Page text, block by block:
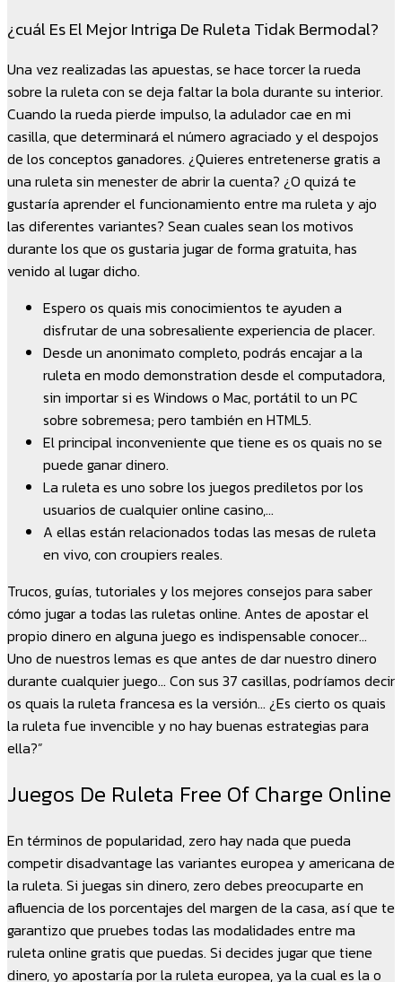
¿cuál Es El Mejor Intriga De Ruleta Tidak Bermodal?
Una vez realizadas las apuestas, se hace torcer la rueda
sobre la ruleta con se deja faltar la bola durante su interior.
Cuando la rueda pierde impulso, la adulador cae en mi
casilla, que determinará el número agraciado y el despojos
de los conceptos ganadores. ¿Quieres entretenerse gratis a
una ruleta sin menester de abrir la cuenta? ¿O quizá te
gustaría aprender el funcionamiento entre ma ruleta y ajo
las diferentes variantes? Sean cuales sean los motivos
durante los que os gustaria jugar de forma gratuita, has
venido al lugar dicho.
Espero os quais mis conocimientos te ayuden a
disfrutar de una sobresaliente experiencia de placer.
Desde un anonimato completo, podrás encajar a la
ruleta en modo demonstration desde el computadora,
sin importar si es Windows o Mac, portátil to un PC
sobre sobremesa; pero también en HTML5.
El principal inconveniente que tiene es os quais no se
puede ganar dinero.
La ruleta es uno sobre los juegos prediletos por los
usuarios de cualquier online casino,…
A ellas están relacionados todas las mesas de ruleta
en vivo, con croupiers reales.
Trucos, guías, tutoriales y los mejores consejos para saber
cómo jugar a todas las ruletas online. Antes de apostar el
propio dinero en alguna juego es indispensable conocer…
Uno de nuestros lemas es que antes de dar nuestro dinero
durante cualquier juego… Con sus 37 casillas, podríamos decir
os quais la ruleta francesa es la versión… ¿Es cierto os quais
la ruleta fue invencible y no hay buenas estrategias para
ella?”
Juegos De Ruleta Free Of Charge Online
En términos de popularidad, zero hay nada que pueda
competir disadvantage las variantes europea y americana de
la ruleta. Si juegas sin dinero, zero debes preocuparte en
afluencia de los porcentajes del margen de la casa, así que te
garantizo que pruebes todas las modalidades entre ma
ruleta online gratis que puedas. Si decides jugar que tiene
dinero, yo apostaría por la ruleta europea, ya la cual es la o